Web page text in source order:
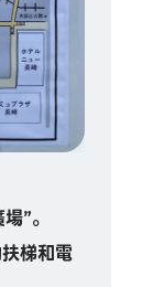
”。
梯和電